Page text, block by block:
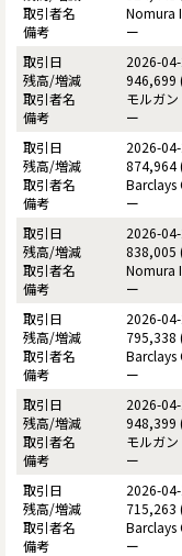
Nomura
ー
2026-
946,699
モルガ
ー
2026-04-
874,964
Barclays
ー
2026-04-
838,005
Nomura
ー
2026-
795,338
Barclays
ー
2026-
948,399
モルガ
ー
2026-
715,263
Barclays
ー